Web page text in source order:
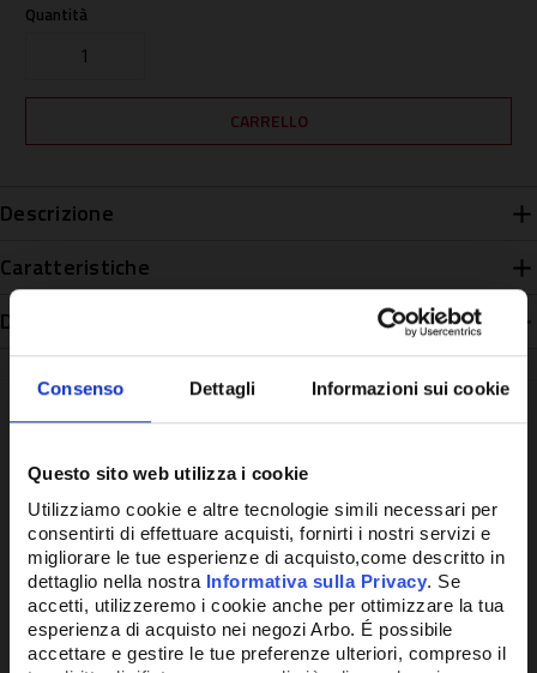
Consenso Dettagli Informazioni sui cookie
Questo sito web utilizza i cookie
Utilizziamo cookie e altre tecnologie simili necessari per
consentirti di effettuare acquisti, fornirti i nostri servizi e
migliorare le tue esperienze di acquisto,come descritto in
dettaglio nella nostra Informativa sulla Privacy. Se
accetti, utilizzeremo i cookie anche per ottimizzare la tua
esperienza di acquisto nei negozi Arbo. É possibile
accettare e gestire le tue preferenze ulteriori, compreso il
Quantità
Descrizione
Caratteristiche
Disponibilità
Potrebbe anche interessarti